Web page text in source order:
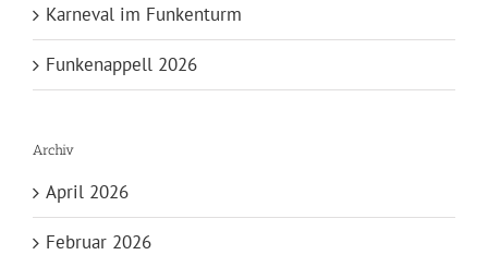
Karneval im Funkenturm
Funkenappell 2026
Archiv
April 2026
Februar 2026